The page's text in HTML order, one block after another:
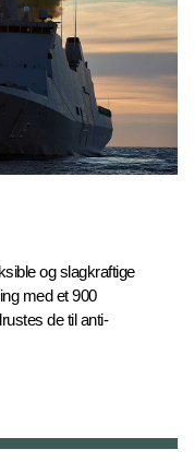
og slagkraftige
med et 900
de til anti-